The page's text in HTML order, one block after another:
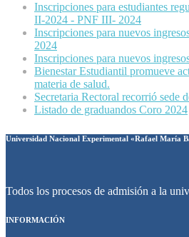
Inscripciones para estudiantes
II-2024 - PNF III- 2024
Inscripciones para nuevos
2024
Inscripciones para nuevos
Bienestar Estudiantil promueve
materia de salud.
Secretaria Rectoral recorrió sede
Listado de graduandos Coro 2024
Universidad Nacional Experimental «Rafael María
Todos los procesos de admisión a la
INFORMACIÓN